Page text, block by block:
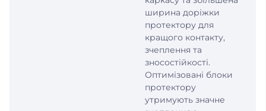
ширина доріжки
протектору для
кращого контакту,
зчеплення та
зносостійкості.
Оптимізовані блоки
протектору
утримують значне